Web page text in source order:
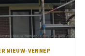
NIEUW-VENNEP